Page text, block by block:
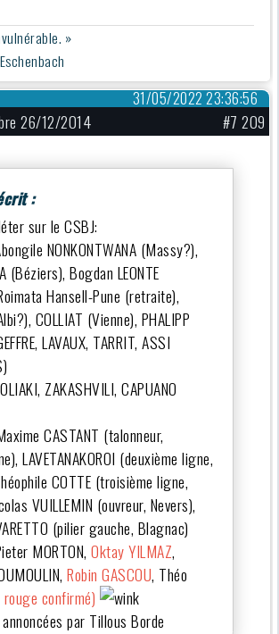
»
31/05/2022 23:36:56
26/12/2014 #7 209
:
sur le CSBJ:
NONKONTWANA (Massy?),
(Béziers), Bogdan LEONTE
Hansell-Pune (retraite),
COLLIAT (Vienne), PHALIPP
LAVAUX, TARRIT, ASSI
ZAKASHVILI, CAPUANO
CASTANT (talonneur,
LAVETANAKOROI (deuxième ligne,
COTTE (troisième ligne,
VUILLEMIN (ouvreur, Nevers),
(pilier gauche, Blagnac)
MORTON,Oktay YILMAZ,
Robin GASCOU, Théo
rouge confirmé)
par Tillous Borde